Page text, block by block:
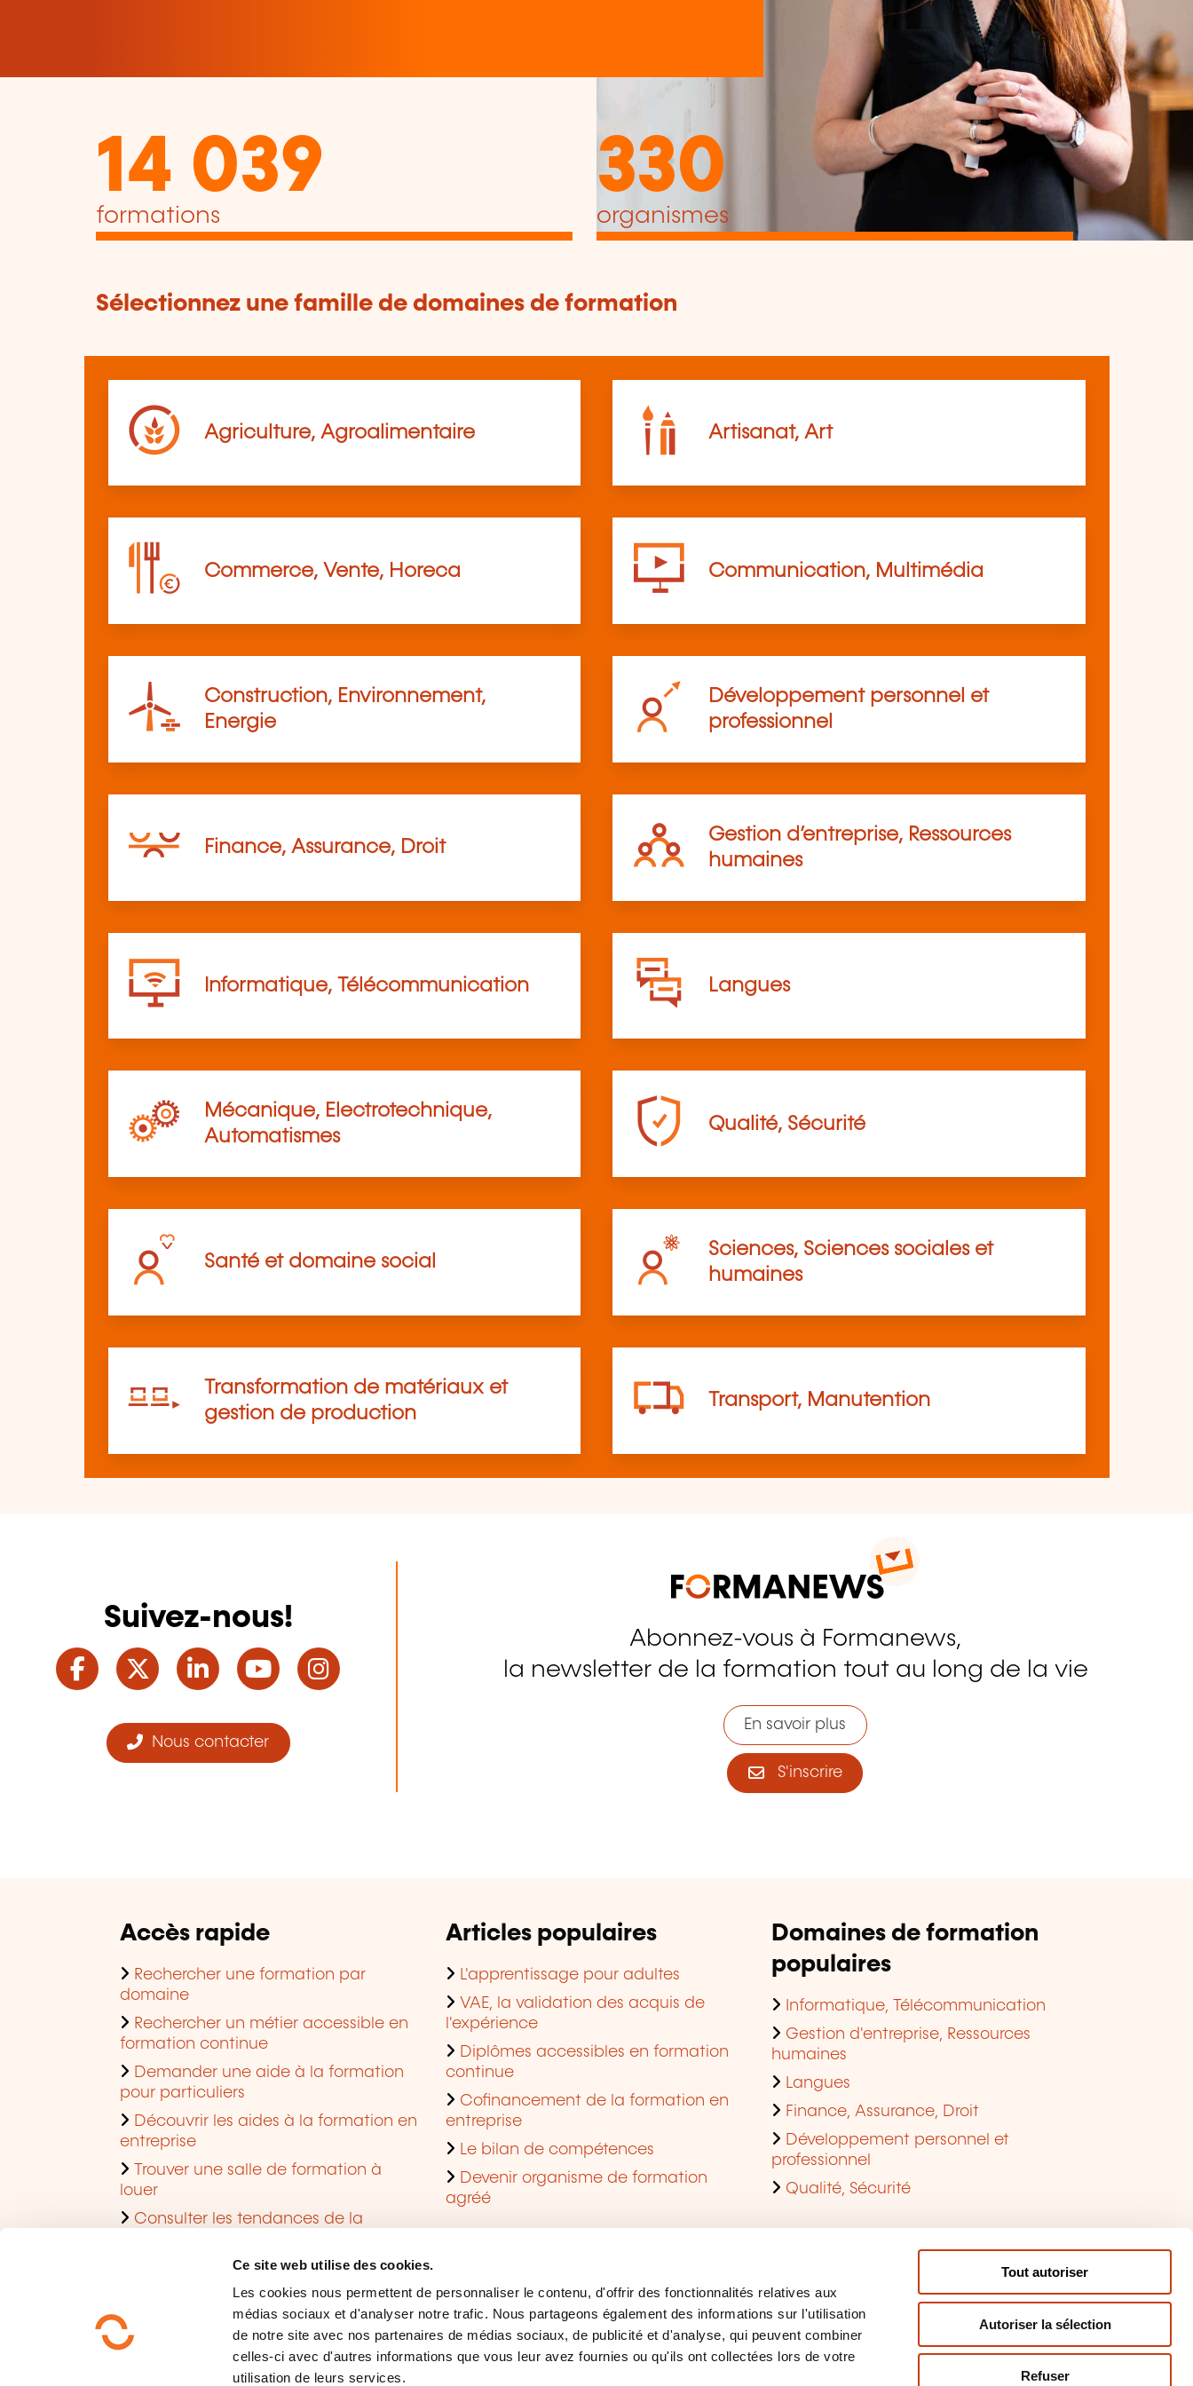
Ce site web utilise des cookies.
Les cookies nous permettent de personnaliser le contenu, d'offrir des fonctionnalités relatives aux
médias sociaux et d'analyser notre trafic. Nous partageons également des informations sur l'utilisation
de notre site avec nos partenaires de médias sociaux, de publicité et d'analyse, qui peuvent combiner
celles-ci avec d'autres informations que vous leur avez fournies ou qu'ils ont collectées lors de votre
utilisation de leurs services.
Tout autoriser
Autoriser la sélection
Refuser
14 039
formations
330
organismes
Sélectionnez une famille de domaines de formation
Agriculture, Agroalimentaire Artisanat, Art
Commerce, Vente, Horeca Communication, Multimédia
Construction, Environnement,
Energie
Développement personnel et
professionnel
Finance, Assurance, Droit
Gestion d’entreprise, Ressources
humaines
Informatique, Télécommunication Langues
Mécanique, Electrotechnique,
Automatismes
Qualité, Sécurité
Santé et domaine social
Sciences, Sciences sociales et
humaines
Transformation de matériaux et
gestion de production
Transport, Manutention
Suivez-nous!
Facebook
TwitterLinkedInYouTube
Nous contacter
Abonnez-vous à Formanews,
la newsletter de la formation tout au long de la vie
En savoir plus
S'inscrire
Accès rapide
Rechercher une formation par
domaine
Rechercher un métier accessible en
formation continue
Demander une aide à la formation
pour particuliers
Découvrir les aides à la formation en
entreprise
Trouver une salle de formation à
louer
Consulter les tendances de la
Articles populaires
L'apprentissage pour adultes
VAE, la validation des acquis de
l'expérience
Diplômes accessibles en formation
continue
Cofinancement de la formation en
entreprise
Le bilan de compétences
Devenir organisme de formation
agréé
Domaines de formation
populaires
Informatique, Télécommunication
Gestion d'entreprise, Ressources
humaines
Langues
Finance, Assurance, Droit
Développement personnel et
professionnel
Qualité, Sécurité